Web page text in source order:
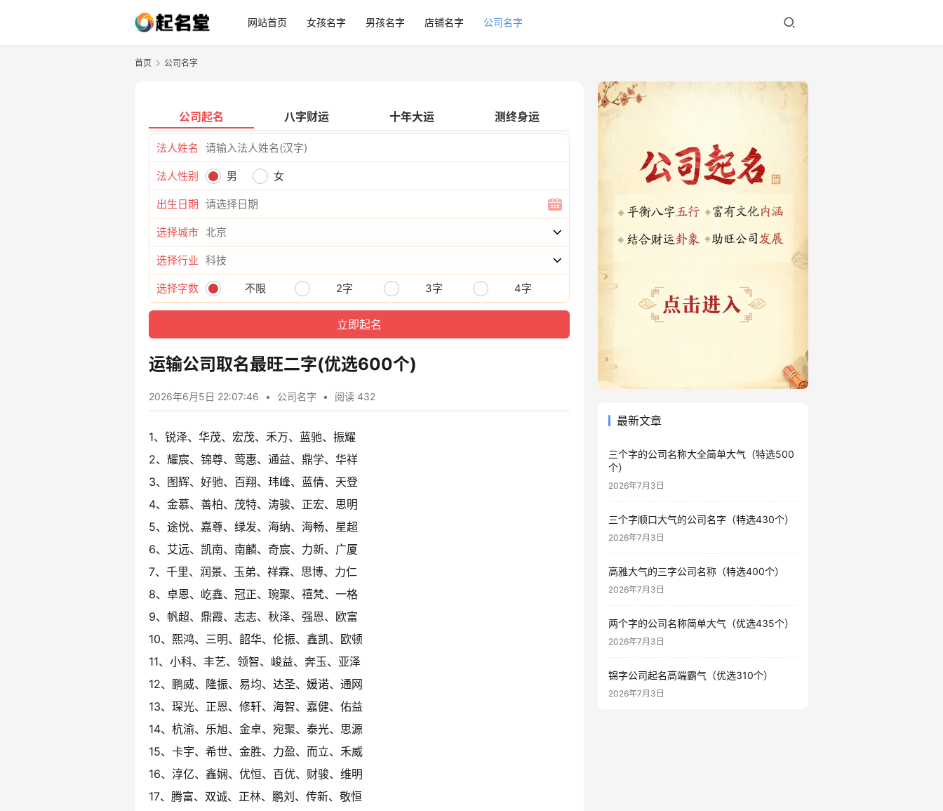
网站首页 女孩名字 男孩名字 店铺名字 公司名字
首页 公司名字
公司起名 八字财运 十年大运 测终身运
法人姓名
法人性别 男 女
出生日期
选择城市
选择行业
选择字数 不限 2字 3字 4字
运输公司取名最旺二字(优选600个)
2026年6月5日 22:07:46 • 公司名字 • 阅读 432
1、锐泽、华茂、宏茂、禾万、蓝驰、振耀
2、耀宸、锦尊、莺惠、通益、鼎学、华祥
3、图辉、好驰、百翔、玮峰、蓝倩、天登
4、金慕、善柏、茂特、涛骏、正宏、思明
5、途悦、嘉尊、绿发、海纳、海畅、星超
6、艾远、凯南、南麟、奇宸、力新、广厦
7、千里、润景、玉弟、祥霖、思博、力仁
8、卓恩、屹鑫、冠正、琬聚、禧梵、一格
9、帆超、鼎霞、志志、秋泽、强恩、欧富
10、熙鸿、三明、韶华、伦振、鑫凯、欧顿
11、小科、丰艺、领智、峻益、奔玉、亚泽
12、鹏威、隆振、易均、达圣、媛诺、通网
13、琛光、正恩、修轩、海智、嘉健、佑益
14、杭渝、乐旭、金卓、宛聚、泰光、思源
15、卡宇、希世、金胜、力盈、而立、禾威
16、淳亿、鑫娴、优恒、百优、财骏、维明
17、腾富、双诚、正林、鹏刘、传新、敬恒
最新文章
三个字的公司名称大全简单大气（特选500
个）
2026年7月3日
三个字顺口大气的公司名字（特选430个）
2026年7月3日
高雅大气的三字公司名称（特选400个）
2026年7月3日
两个字的公司名称简单大气（优选435个）
2026年7月3日
锦字公司起名高端霸气（优选310个）
2026年7月3日